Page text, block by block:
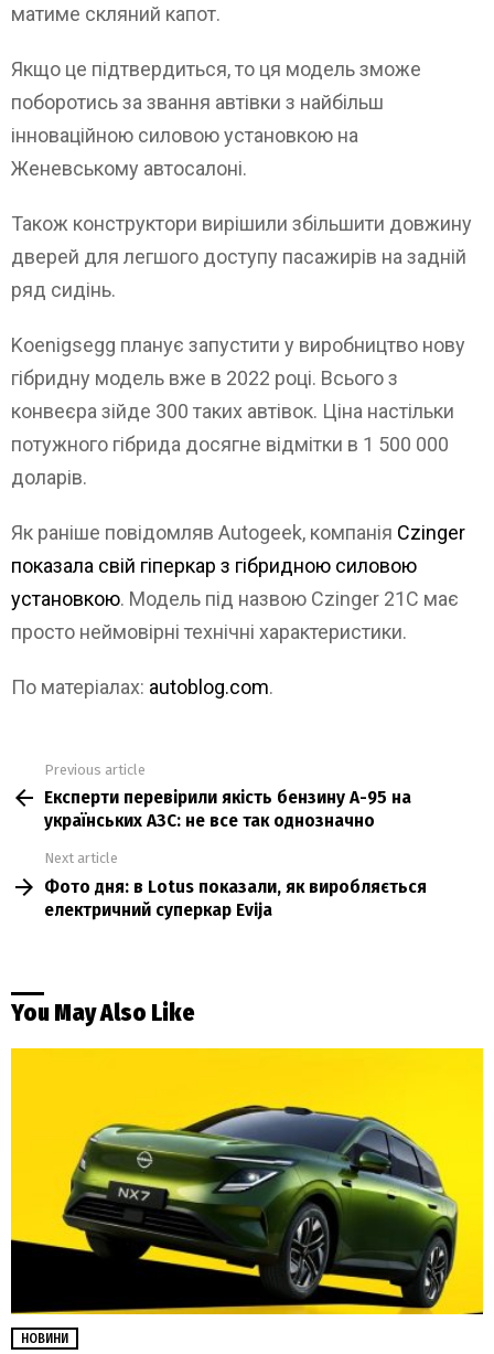
матиме скляний капот.
Якщо це підтвердиться, то ця модель зможе
поборотись за звання автівки з найбільш
інноваційною силовою установкою на
Женевському автосалоні.
Також конструктори вирішили збільшити довжину
дверей для легшого доступу пасажирів на задній
ряд сидінь.
Koenigsegg планує запустити у виробництво нову
гібридну модель вже в 2022 році. Всього з
конвеєра зійде 300 таких автівок. Ціна настільки
потужного гібрида досягне відмітки в 1 500 000
доларів.
Як раніше повідомляв Autogeek, компанія Czinger
показала свій гіперкар з гібридною силовою
установкою. Модель під назвою Czinger 21C має
просто неймовірні технічні характеристики.
По матеріалах: autoblog.com.
more
Previous article
Експерти перевірили якість бензину А-95 на
українських АЗС: не все так однозначно
Next article
Фото дня: в Lotus показали, як виробляється
електричний суперкар Evija
You May Also Like
НОВИНИ